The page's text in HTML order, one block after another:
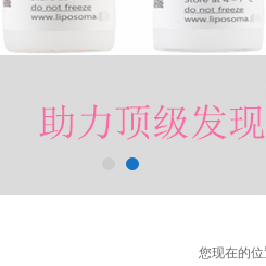
您现在的位